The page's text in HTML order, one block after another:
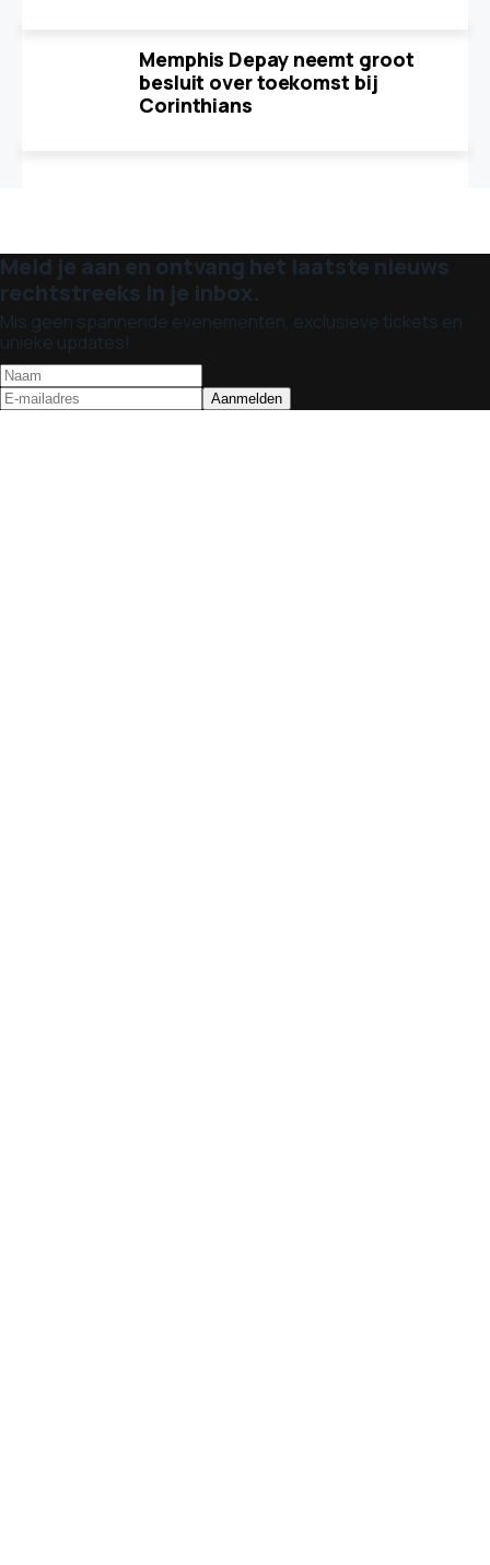
Memphis Depay neemt groot
besluit over toekomst bij
Corinthians
Meld je aan en ontvang het laatste nieuws
rechtstreeks in je inbox.
Mis geen spannende evenementen, exclusieve tickets en
unieke updates!